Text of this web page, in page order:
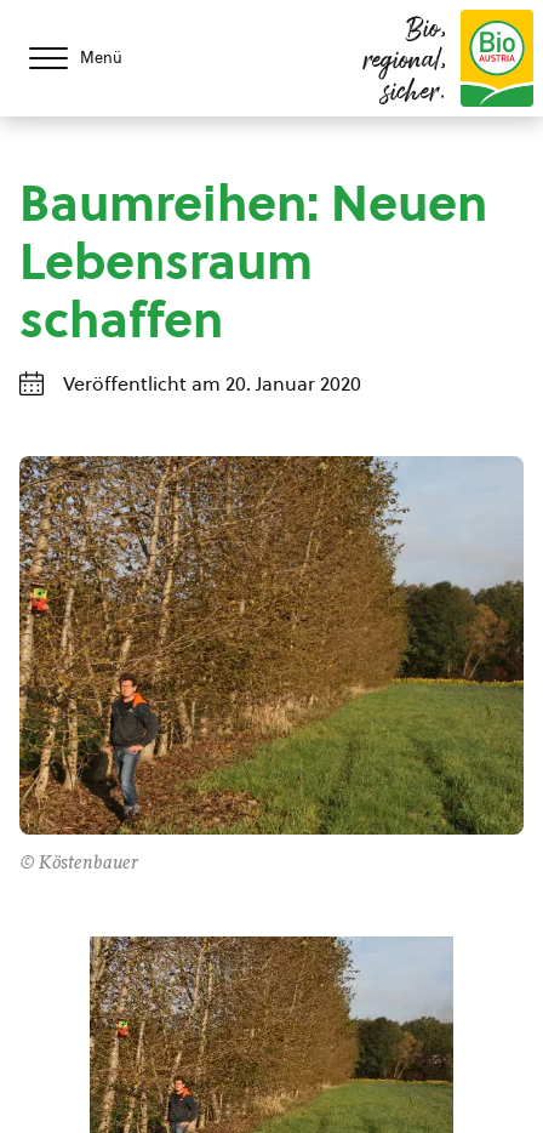
Menü
Bio,
regional,
sicher.
Baumreihen: Neuen
Lebensraum
schaffen
Veröffentlicht am 20. Januar 2020
© Köstenbauer